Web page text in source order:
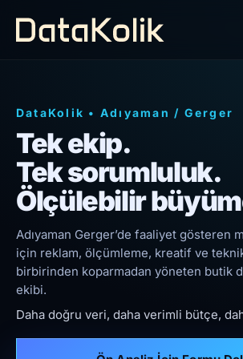
DataKolik • Adıyaman / Gerger
Tek ekip.
Tek sorumluluk.
Ölçülebilir
Adıyaman Gerger’de faaliyet gösteren
için reklam, ölçümleme, kreatif ve teknik
birbirinden koparmadan yöneten butik
ekibi.
Daha doğru veri, daha verimli bütçe,